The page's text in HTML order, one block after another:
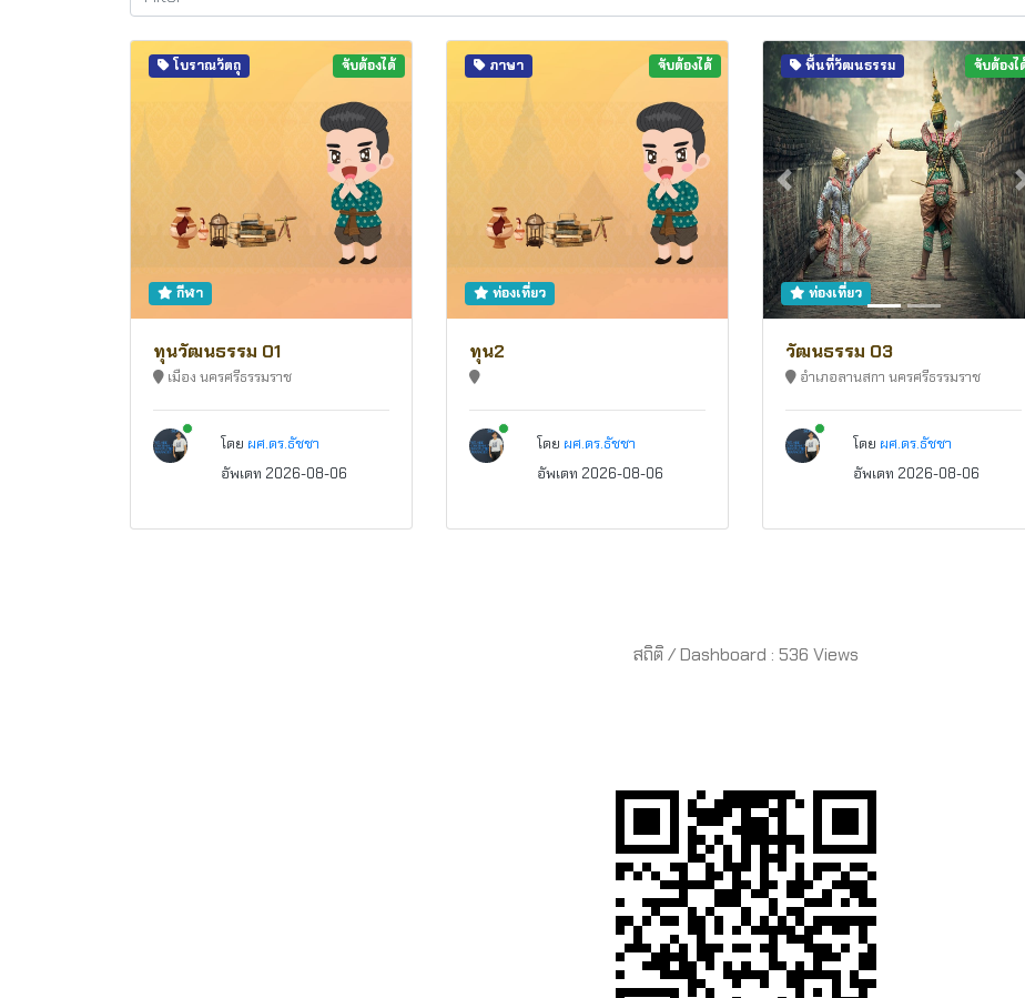
โบราณวัตถุ จับต้องได้
กีฬา
ทุนวัฒนธรรม 01
เมือง นครศรีธรรมราช
New alerts
โดย ผศ.ดร.ธัชชา
อัพเดท 2026-08-06
ภาษา จับต้องได้
ท่องเที่ยว
ทุน2
New alerts
โดย ผศ.ดร.ธัชชา
อัพเดท 2026-08-06
Previous
พื้นที่วัฒนธรรม จับต้องไ
ท่องเที่ยว
วัฒนธรรม 03
อำเภอลานสกา นครศรีธรรมราช
New alerts
โดย ผศ.ดร.ธัชชา
อัพเดท 2026-08-06
สถิติ / Dashboard : 536 Views